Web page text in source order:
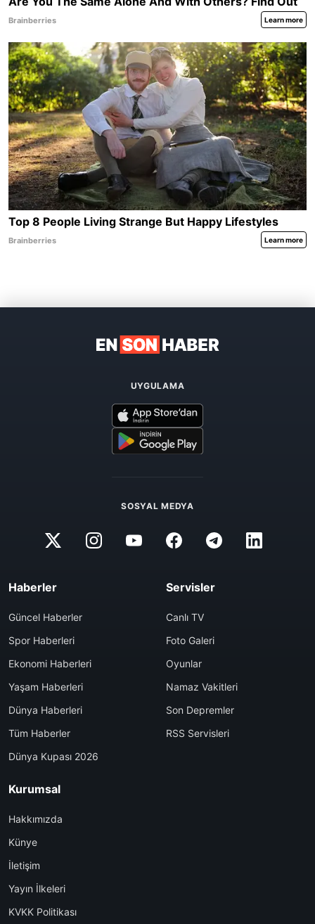
UYGULAMA
SOSYAL MEDYA
Haberler
Güncel Haberler
Spor Haberleri
Ekonomi Haberleri
Yaşam Haberleri
Dünya Haberleri
Tüm Haberler
Dünya Kupası 2026
Servisler
Canlı TV
Foto Galeri
Oyunlar
Namaz Vakitleri
Son Depremler
RSS Servisleri
Kurumsal
Hakkımızda
Künye
İletişim
Yayın İlkeleri
KVKK Politikası